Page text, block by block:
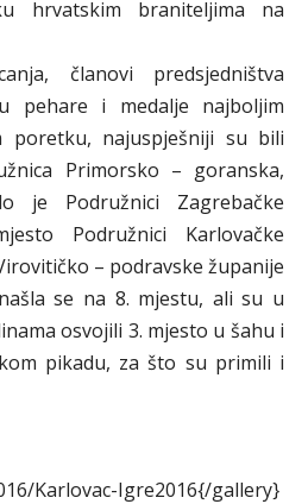
hrvatskim braniteljima na
članovi predsjedništva
pehare i medalje najboljim
poretku, najuspješniji su bili
Primorsko – goranska,
je Podružnici Zagrebačke
Podružnici Karlovačke
– podravske županije
se na 8. mjestu, ali su u
osvojili 3. mjesto u šahu i
pikadu, za što su primili i
Karlovac-Igre2016{/gallery}